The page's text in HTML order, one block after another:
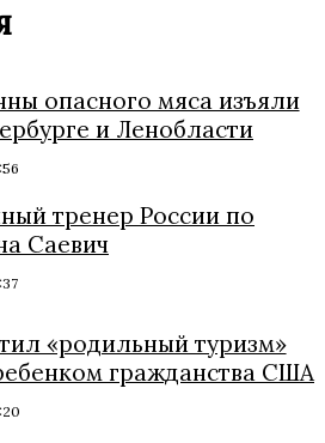
опасного мяса изъяли
и Ленобласти
тренер России по
Саевич
«родильный туризм»
гражданства США